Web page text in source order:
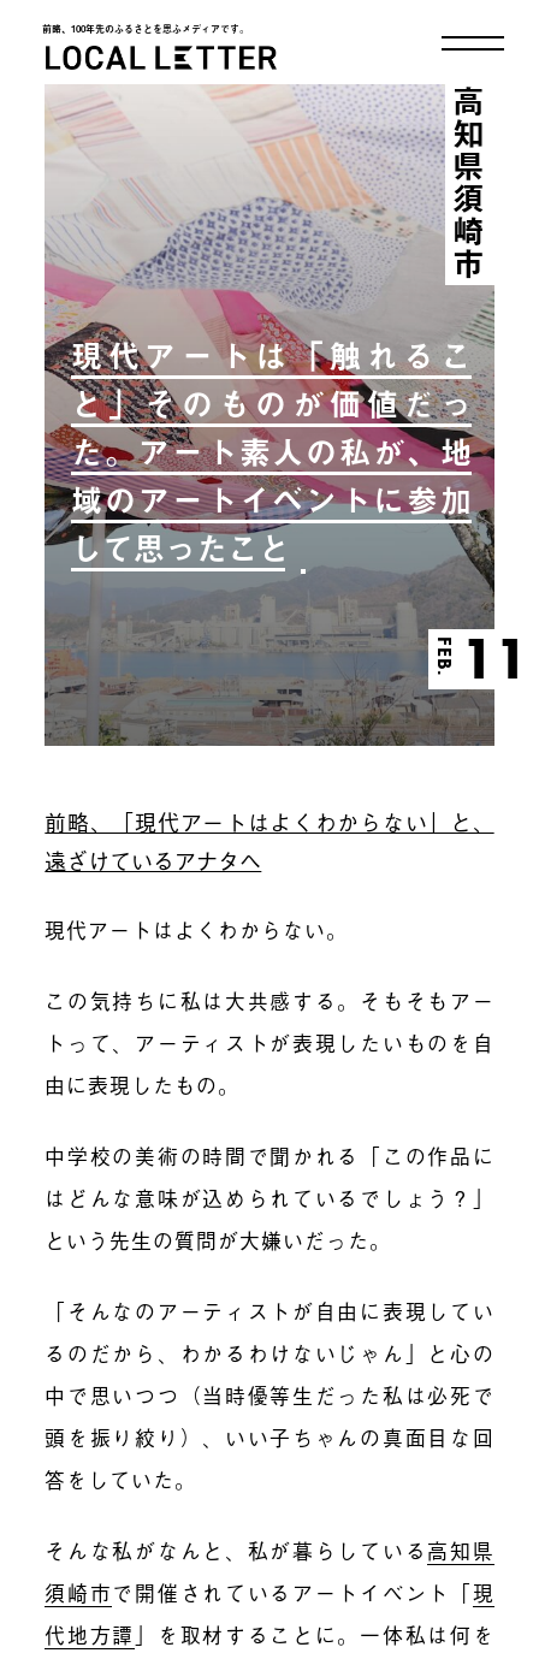
前略、100年先のふるさとを思ふメディアです。
LOCAL LETTER
現代アートは「触れるこ
と」そのものが価値だっ
た。アート素人の私が、地
域のアートイベントに参加
して思ったこと
FEB. 11
高知県須崎市
前略、「現代アートはよくわからない」と、
遠ざけているアナタヘ
現代アートはよくわからない。
この気持ちに私は大共感する。そもそもアー
トって、アーティストが表現したいものを自
由に表現したもの。
中学校の美術の時間で聞かれる「この作品に
はどんな意味が込められているでしょう？」
という先生の質問が大嫌いだった。
「そんなのアーティストが自由に表現してい
るのだから、わかるわけないじゃん」と心の
中で思いつつ（当時優等生だった私は必死で
頭を振り絞り）、いい子ちゃんの真面目な回
答をしていた。
そんな私がなんと、私が暮らしている 高知県
須崎市で開催されているアートイベント「現
代地方譚 」を取材することに。一体私は何を